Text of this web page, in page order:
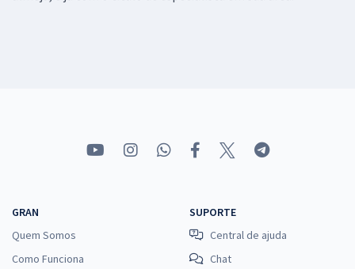
GRAN
Quem Somos
Como Funciona
SUPORTE
Central de ajuda
Chat